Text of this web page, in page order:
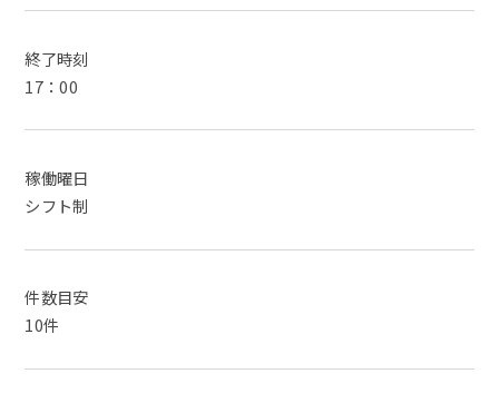
終了時刻
17：00
稼働曜日
シフト制
件数目安
10件